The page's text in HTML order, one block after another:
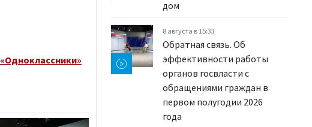
«Одноклассники»
дом
8 августа в 15:33
Обратная связь. Об
эффективности работы
органов госвласти с
обращениями граждан в
первом полугодии 2026
года